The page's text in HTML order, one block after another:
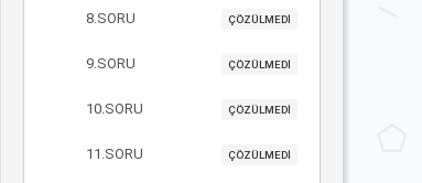
8.SORU ÇÖZÜLMEDİ
9.SORU ÇÖZÜLMEDİ
10.SORU ÇÖZÜLMEDİ
11.SORU ÇÖZÜLMEDİ